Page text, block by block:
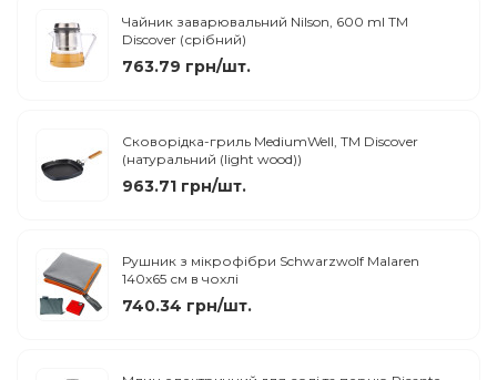
Чайник заварювальний Nilson, 600 ml TM
Discover (срібний)
763.79 грн/шт.
Сковорідка-гриль MediumWell, TM Discover
(натуральний (light wood))
963.71 грн/шт.
Рушник з мікрофібри Schwarzwolf Malaren
140х65 см в чохлі
740.34 грн/шт.